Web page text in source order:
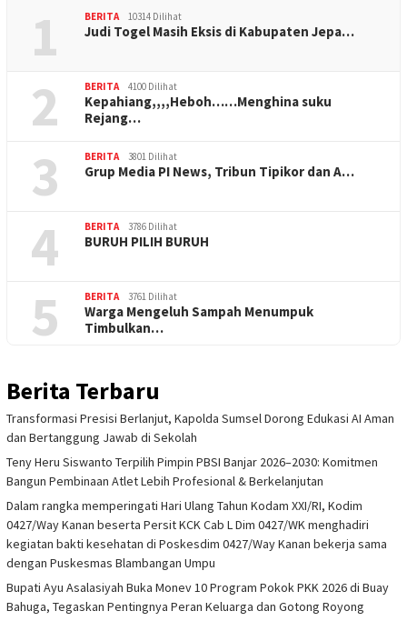
1 BERITA 10314 Dilihat
Judi Togel Masih Eksis di Kabupaten Jepa…
2 BERITA 4100 Dilihat
Kepahiang,,,,Heboh……Menghina suku
Rejang…
3 BERITA 3801 Dilihat
Grup Media PI News, Tribun Tipikor dan A…
4 BERITA 3786 Dilihat
BURUH PILIH BURUH
5 BERITA 3761 Dilihat
Warga Mengeluh Sampah Menumpuk
Timbulkan…
Berita Terbaru
Transformasi Presisi Berlanjut, Kapolda Sumsel Dorong Edukasi AI Aman
dan Bertanggung Jawab di Sekolah
Teny Heru Siswanto Terpilih Pimpin PBSI Banjar 2026–2030: Komitmen
Bangun Pembinaan Atlet Lebih Profesional & Berkelanjutan
Dalam rangka memperingati Hari Ulang Tahun Kodam XXI/RI, Kodim
0427/Way Kanan beserta Persit KCK Cab L Dim 0427/WK menghadiri
kegiatan bakti kesehatan di Poskesdim 0427/Way Kanan bekerja sama
dengan Puskesmas Blambangan Umpu
Bupati Ayu Asalasiyah Buka Monev 10 Program Pokok PKK 2026 di Buay
Bahuga, Tegaskan Pentingnya Peran Keluarga dan Gotong Royong